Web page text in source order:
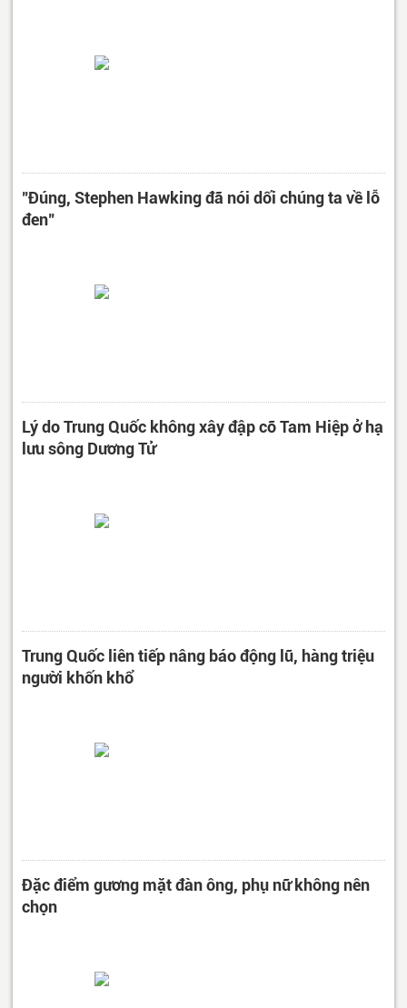
"Đúng, Stephen Hawking đã nói dối chúng ta về lỗ
đen"
Lý do Trung Quốc không xây đập cỡ Tam Hiệp ở hạ
lưu sông Dương Tử
Trung Quốc liên tiếp nâng báo động lũ, hàng triệu
người khốn khổ
Đặc điểm gương mặt đàn ông, phụ nữ không nên
chọn